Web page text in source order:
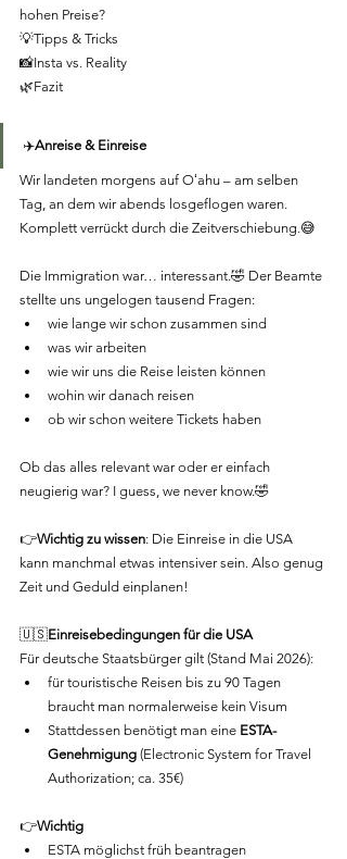
hohen Preise?
💡Tipps & Tricks
📸Insta vs. Reality
🌿Fazit
✈️Anreise & Einreise
Wir landeten morgens auf Oʻahu – am selben
Tag, an dem wir abends losgeflogen waren.
Komplett verrückt durch die Zeitverschiebung.😅
Die Immigration war… interessant.🤣 Der Beamte
stellte uns ungelogen tausend Fragen:
wie lange wir schon zusammen sind
was wir arbeiten
wie wir uns die Reise leisten können
wohin wir danach reisen
ob wir schon weitere Tickets haben
Ob das alles relevant war oder er einfach
neugierig war? I guess, we never know.🤣
👉Wichtig zu wissen: Die Einreise in die USA
kann manchmal etwas intensiver sein. Also genug
Zeit und Geduld einplanen!
🇺🇸Einreisebedingungen für die USA
Für deutsche Staatsbürger gilt (Stand Mai 2026):
für touristische Reisen bis zu 90 Tagen
braucht man normalerweise kein Visum
Stattdessen benötigt man eine ESTA-
Genehmigung (Electronic System for Travel
Authorization; ca. 35€)
👉Wichtig
ESTA möglichst früh beantragen